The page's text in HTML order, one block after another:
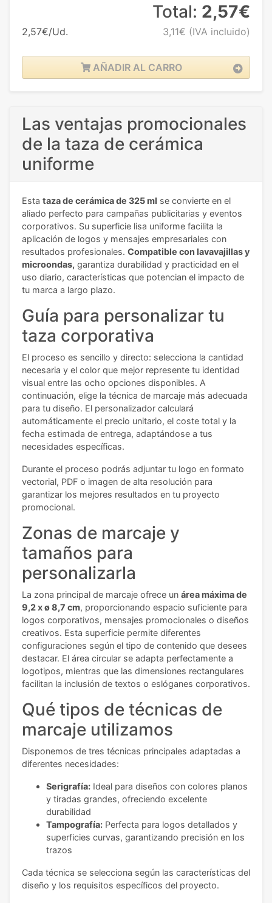
2,57€/Ud.
Total: 2,57€
3,11€ (IVA incluido)
AÑADIR AL CARRO
Las ventajas promocionales
de la taza de cerámica
uniforme
Esta taza de cerámica de 325 ml se convierte en el
aliado perfecto para campañas publicitarias y eventos
corporativos. Su superficie lisa uniforme facilita la
aplicación de logos y mensajes empresariales con
resultados profesionales. Compatible con lavavajillas y
microondas, garantiza durabilidad y practicidad en el
uso diario, características que potencian el impacto de
tu marca a largo plazo.
Guía para personalizar tu
taza corporativa
El proceso es sencillo y directo: selecciona la cantidad
necesaria y el color que mejor represente tu identidad
visual entre las ocho opciones disponibles. A
continuación, elige la técnica de marcaje más adecuada
para tu diseño. El personalizador calculará
automáticamente el precio unitario, el coste total y la
fecha estimada de entrega, adaptándose a tus
necesidades específicas.
Durante el proceso podrás adjuntar tu logo en formato
vectorial, PDF o imagen de alta resolución para
garantizar los mejores resultados en tu proyecto
promocional.
Zonas de marcaje y
tamaños para
personalizarla
La zona principal de marcaje ofrece un área máxima de
9,2 x ø 8,7 cm, proporcionando espacio suficiente para
logos corporativos, mensajes promocionales o diseños
creativos. Esta superficie permite diferentes
configuraciones según el tipo de contenido que desees
destacar. El área circular se adapta perfectamente a
logotipos, mientras que las dimensiones rectangulares
facilitan la inclusión de textos o eslóganes corporativos.
Qué tipos de técnicas de
marcaje utilizamos
Disponemos de tres técnicas principales adaptadas a
diferentes necesidades:
Serigrafía: Ideal para diseños con colores planos
y tiradas grandes, ofreciendo excelente
durabilidad
Tampografía: Perfecta para logos detallados y
superficies curvas, garantizando precisión en los
trazos
Cada técnica se selecciona según las características del
diseño y los requisitos específicos del proyecto.